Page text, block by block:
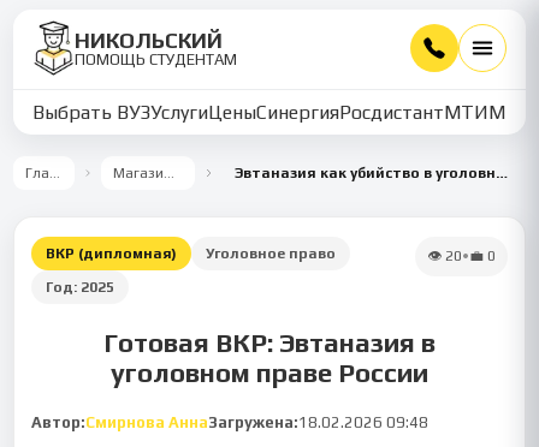
НИКОЛЬСКИЙ
ПОМОЩЬ СТУДЕНТАМ
Выбрать ВУЗУслугиЦеныСинергияРосдистантМТИММУ
Главная Магазин работ Эвтаназия как убийство в уголовном праве России
ВКР (дипломная)
Уголовное право
Год: 2025
👁 20•💼 0
Готовая ВКР: Эвтаназия в
уголовном праве России
Автор:Смирнова АннаЗагружена:18.02.2026 09:48